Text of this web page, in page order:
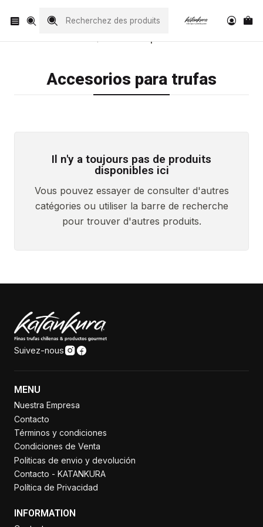
Accesorios para trufas
Il n'y a toujours pas de produits
disponibles ici
Vous pouvez essayer de consulter d'autres
catégories ou utiliser la barre de recherche
pour trouver d'autres produits.
Suivez-nous
MENU
Nuestra Empresa
Contacto
Términos y condiciones
Condiciones de Venta
Politicas de envio y devolución
Contacto - KATANKURA
Política de Privacidad
INFORMATION